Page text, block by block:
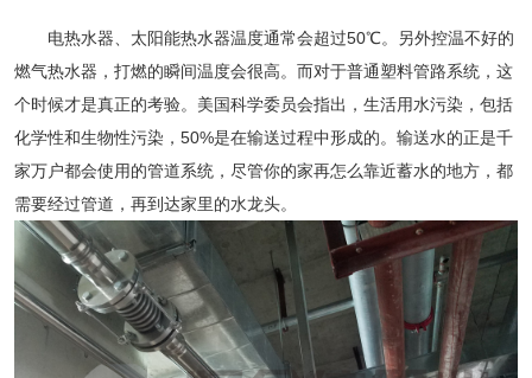
电热水器、太阳能热水器温度通常会超过50℃。另外控温不好的
燃气热水器，打燃的瞬间温度会很高。而对于普通塑料管路系统，这
个时候才是真正的考验。美国科学委员会指出，生活用水污染，包括
化学性和生物性污染，50%是在输送过程中形成的。输送水的正是千
家万户都会使用的管道系统，尽管你的家再怎么靠近蓄水的地方，都
需要经过管道，再到达家里的水龙头。